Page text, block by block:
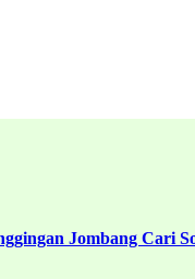
Jombang Cari